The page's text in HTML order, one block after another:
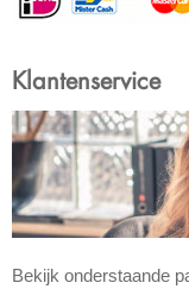
Klantenservice
Bekijk onderstaande